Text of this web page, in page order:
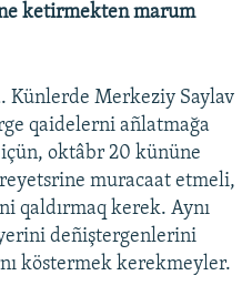
ketirmekten marum
Künlerde Merkeziy Saylav
qaidelerni añlatmağa
içün, oktâbr 20 kününe
muracaat etmeli,
qaldırmaq kerek. Aynı
yerini deñiştergenlerini
köstermek kerekmeyler.